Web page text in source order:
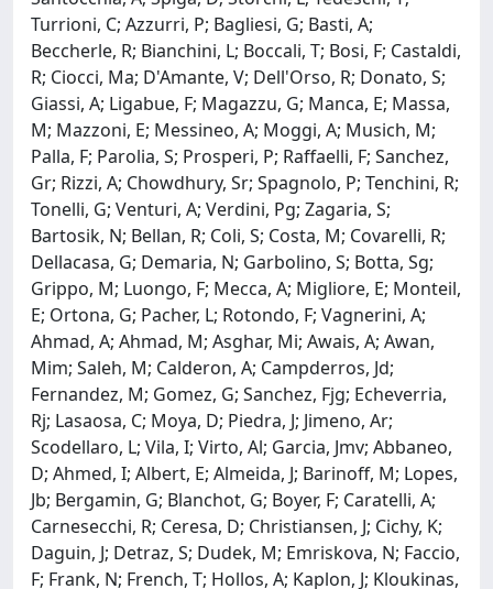
Turrioni, C; Azzurri, P; Bagliesi, G; Basti, A;
Beccherle, R; Bianchini, L; Boccali, T; Bosi, F; Castaldi,
R; Ciocci, Ma; D'Amante, V; Dell'Orso, R; Donato, S;
Giassi, A; Ligabue, F; Magazzu, G; Manca, E; Massa,
M; Mazzoni, E; Messineo, A; Moggi, A; Musich, M;
Palla, F; Parolia, S; Prosperi, P; Raffaelli, F; Sanchez,
Gr; Rizzi, A; Chowdhury, Sr; Spagnolo, P; Tenchini, R;
Tonelli, G; Venturi, A; Verdini, Pg; Zagaria, S;
Bartosik, N; Bellan, R; Coli, S; Costa, M; Covarelli, R;
Dellacasa, G; Demaria, N; Garbolino, S; Botta, Sg;
Grippo, M; Luongo, F; Mecca, A; Migliore, E; Monteil,
E; Ortona, G; Pacher, L; Rotondo, F; Vagnerini, A;
Ahmad, A; Ahmad, M; Asghar, Mi; Awais, A; Awan,
Mim; Saleh, M; Calderon, A; Campderros, Jd;
Fernandez, M; Gomez, G; Sanchez, Fjg; Echeverria,
Rj; Lasaosa, C; Moya, D; Piedra, J; Jimeno, Ar;
Scodellaro, L; Vila, I; Virto, Al; Garcia, Jmv; Abbaneo,
D; Ahmed, I; Albert, E; Almeida, J; Barinoff, M; Lopes,
Jb; Bergamin, G; Blanchot, G; Boyer, F; Caratelli, A;
Carnesecchi, R; Ceresa, D; Christiansen, J; Cichy, K;
Daguin, J; Detraz, S; Dudek, M; Emriskova, N; Faccio,
F; Frank, N; French, T; Hollos, A; Kaplon, J; Kloukinas,